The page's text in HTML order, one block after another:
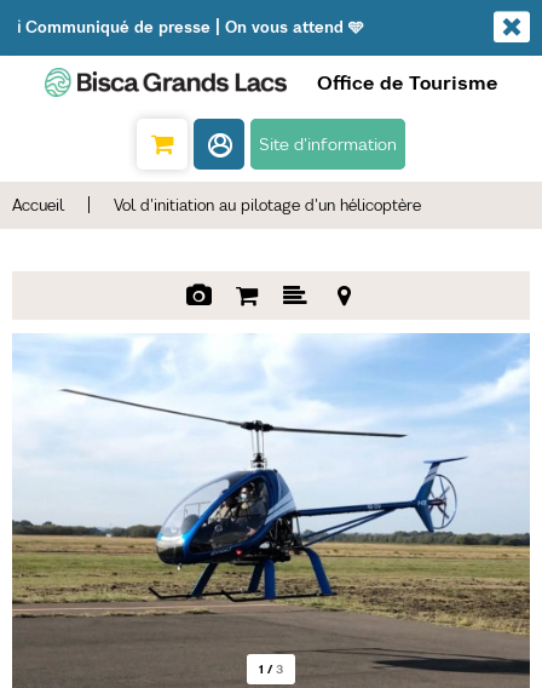
ℹ️ Communiqué de presse | On vous attend 🩵
Office de Tourisme
Site d'information
Accueil Vol d'initiation au pilotage d'un hélicoptère
1 / 3